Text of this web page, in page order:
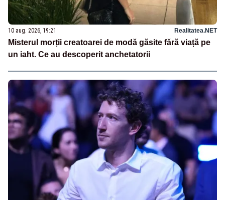
10 aug. 2026, 19:21 Realitatea.NET
Misterul morții creatoarei de modă găsite fără viață pe
un iaht. Ce au descoperit anchetatorii